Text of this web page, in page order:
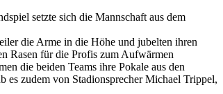
setzte sich die Mannschaft aus dem
die Arme in die Höhe und jubelten ihren
Rasen für die Profis zum Aufwärmen
die beiden Teams ihre Pokale aus den
es zudem von Stadionsprecher Michael Trippel,